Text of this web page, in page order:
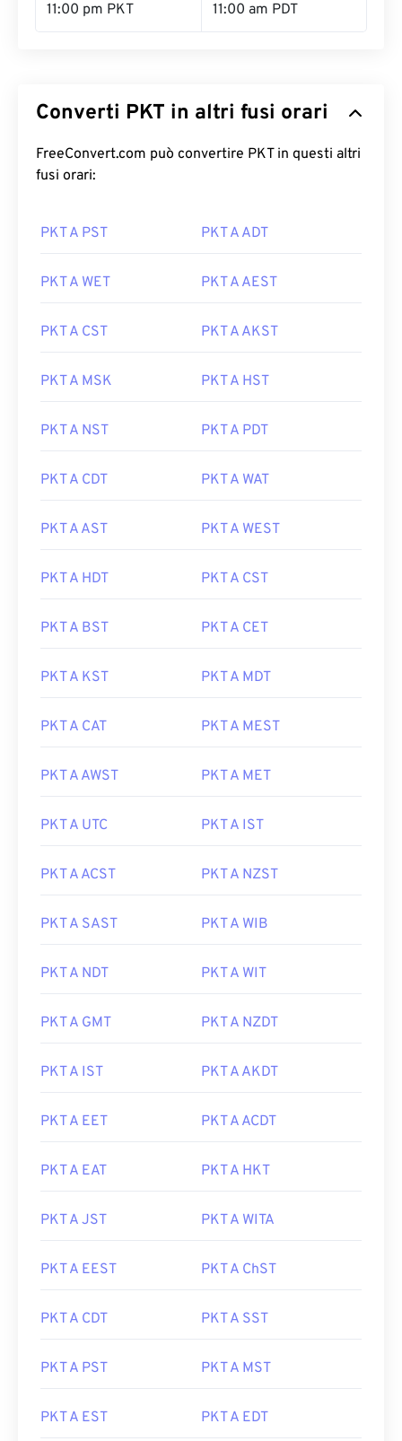
11:00 pm PKT 11:00 am PDT
Converti PKT in altri fusi orari
FreeConvert.com può convertire PKT in questi altri
fusi orari:
PKT A PST PKT A ADT
PKT A WET PKT A AEST
PKT A CST PKT A AKST
PKT A MSK PKT A HST
PKT A NST PKT A PDT
PKT A CDT PKT A WAT
PKT A AST PKT A WEST
PKT A HDT PKT A CST
PKT A BST PKT A CET
PKT A KST PKT A MDT
PKT A CAT PKT A MEST
PKT A AWST PKT A MET
PKT A UTC PKT A IST
PKT A ACST PKT A NZST
PKT A SAST PKT A WIB
PKT A NDT PKT A WIT
PKT A GMT PKT A NZDT
PKT A IST PKT A AKDT
PKT A EET PKT A ACDT
PKT A EAT PKT A HKT
PKT A JST PKT A WITA
PKT A EEST PKT A ChST
PKT A CDT PKT A SST
PKT A PST PKT A MST
PKT A EST PKT A EDT